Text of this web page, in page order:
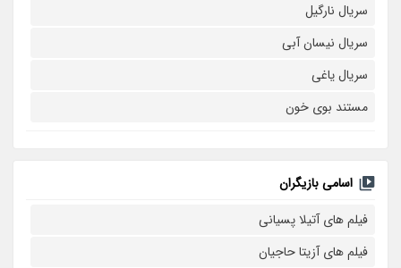
سریال نارگیل
سریال نیسان آبی
سریال یاغی
مستند بوی خون
اسامی بازیگران
فیلم های آتیلا پسیانی
فیلم های آزیتا حاجیان